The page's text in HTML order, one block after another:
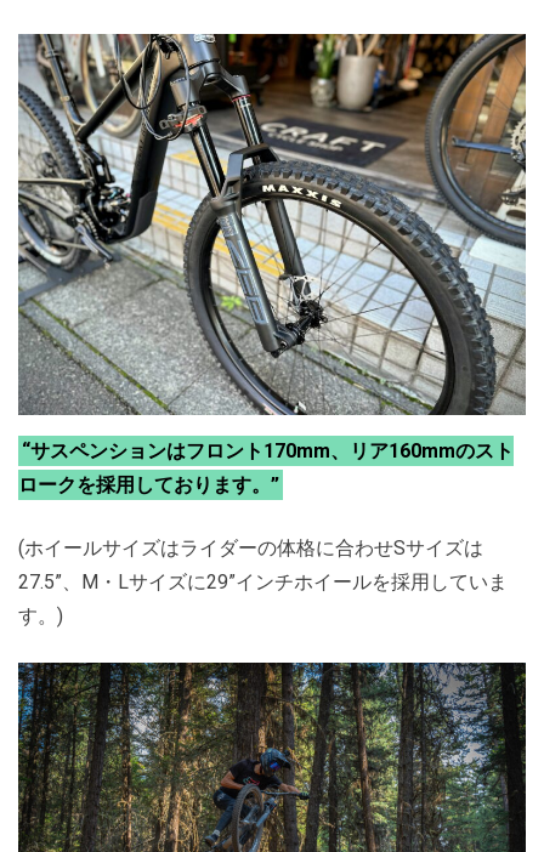
“サスペンションはフロント170mm、リア160mmのスト
ロークを採用しております。”
(ホイールサイズはライダーの体格に合わせSサイズは
27.5”、M・Lサイズに29”インチホイールを採用していま
す。)